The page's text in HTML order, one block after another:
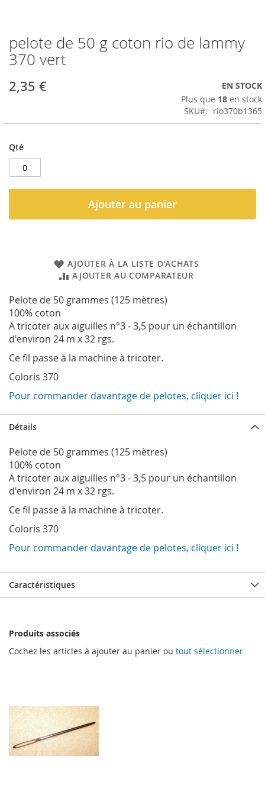
Passer
au
début
la
pelote de 50 g coton rio de lammy
370 vert
2,35 €
EN STOCK
Plus que 18 en stock
SKU
rio370b1365
Qté
Ajouter au panier
AJOUTER À LA LISTE D'ACHATS
AJOUTER AU COMPARATEUR
Pelote de 50 grammes (125 mètres)
100% coton
A tricoter aux aiguilles n°3 - 3,5 pour un échantillon
d'environ 24 m x 32 rgs.
Ce fil passe à la machine à tricoter.
Coloris 370
Pour commander davantage de pelotes, cliquer ici !
Détails
Pelote de 50 grammes (125 mètres)
100% coton
A tricoter aux aiguilles n°3 - 3,5 pour un échantillon
d'environ 24 m x 32 rgs.
Ce fil passe à la machine à tricoter.
Coloris 370
Pour commander davantage de pelotes, cliquer ici !
Caractéristiques
Produits associés
Cochez les articles à ajouter au panier ou tout sélectionner